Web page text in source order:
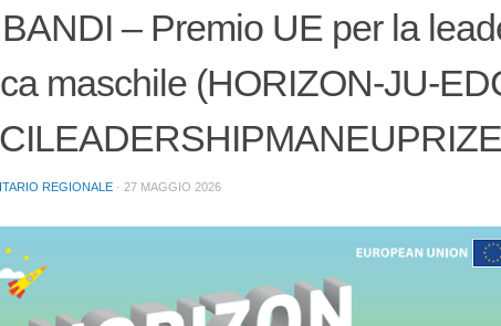
– Premio UE per la
maschile (HORIZON-JU-
REGIONALE · 27 MAGGIO 2026